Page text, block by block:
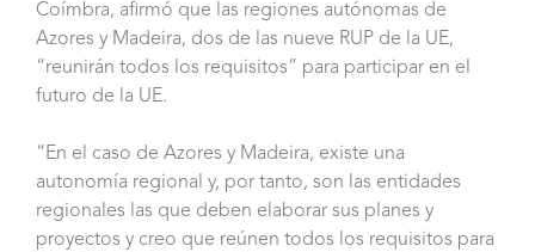
Coímbra, afirmó que las regiones autónomas de
Azores y Madeira, dos de las nueve RUP de la UE,
“reunirán todos los requisitos” para participar en el
futuro de la UE.
“En el caso de Azores y Madeira, existe una
autonomía regional y, por tanto, son las entidades
regionales las que deben elaborar sus planes y
proyectos y creo que reúnen todos los requisitos para